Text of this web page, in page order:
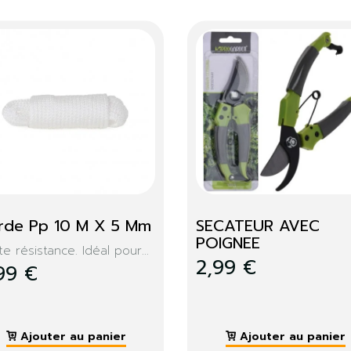
à crémaillère
télescopique à...
€
Ajouter au panier
Corde pp 50M X
Haute résistance. Idéal
39,99 €
Ajouter au panier